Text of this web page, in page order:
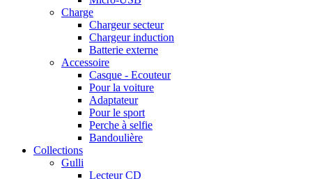
Charge
Chargeur secteur
Chargeur induction
Batterie externe
Accessoire
Casque - Ecouteur
Pour la voiture
Adaptateur
Pour le sport
Perche à selfie
Bandoulière
Collections
Gulli
Lecteur CD